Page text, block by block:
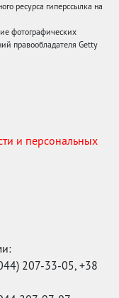
ресурса гиперссылка на
фотографических
правообладателя Getty
и персональных
207-33-05, +38